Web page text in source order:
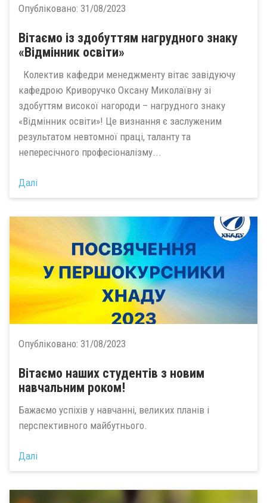
Опубліковано: 31/08/2023
Вітаємо із здобуттям нагрудного знаку
«Відмінник освіти»
Колектив кафедри менеджменту вітає завідуючу
кафедрою Криворучко Оксану Миколаївну зі
здобуттям високої нагороди – нагрудного знаку
«Відмінник освіти»! Це визнання є заслуженим
результатом невтомної праці, таланту та
непересічного професіоналізму...
Далі
Опубліковано: 31/08/2023
Вітаємо наших студентів з новим
навчальним роком!
Бажаємо успіхів у навчанні, великих планів і
перспективного майбутнього.
Далі